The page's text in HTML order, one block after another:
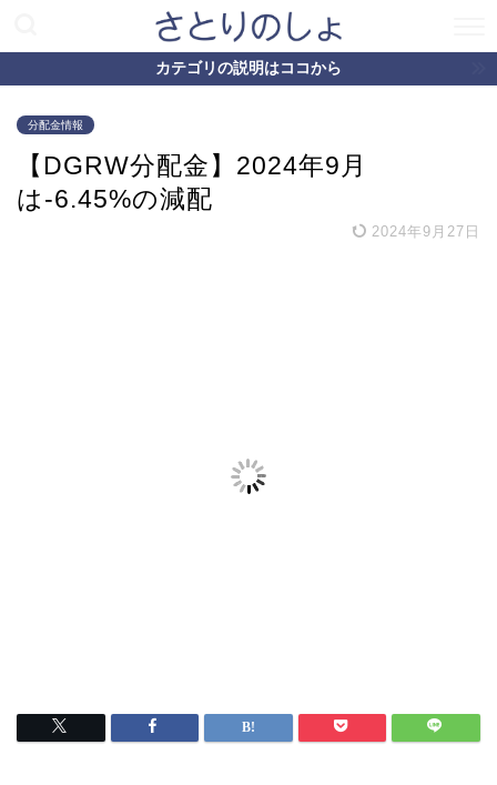
カテゴリの説明はココから
分配金情報
【DGRW分配金】2024年9月
は-6.45%の減配
2024年9月27日